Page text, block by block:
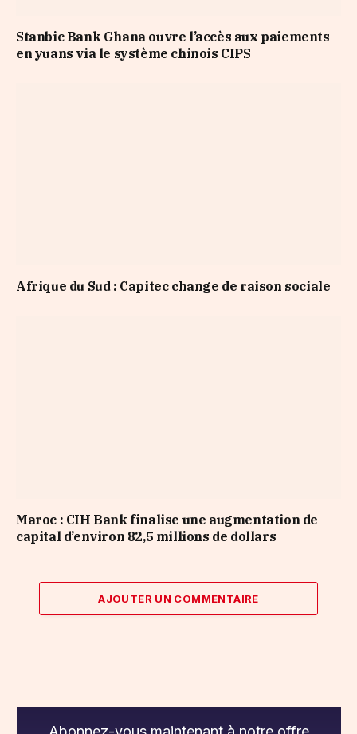
Stanbic Bank Ghana ouvre l’accès aux paiements
en yuans via le système chinois CIPS
Afrique du Sud : Capitec change de raison sociale
Maroc : CIH Bank finalise une augmentation de
capital d’environ 82,5 millions de dollars
AJOUTER UN COMMENTAIRE